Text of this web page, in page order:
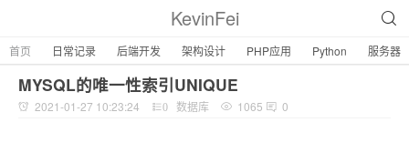
KevinFei
首页 日常记录 后端开发 架构设计 PHP应用 Python 服务器
MYSQL的唯一性索引UNIQUE
2021-01-27 10:23:24 0 数据库 1065 0